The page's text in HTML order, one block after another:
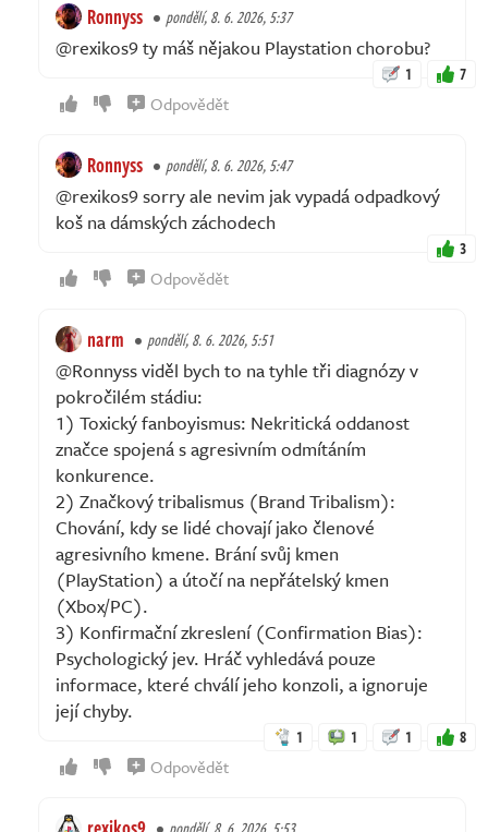
Ronnyss pondělí, 8. 6. 2026, 5:37
@rexikos9 ty máš nějakou Playstation chorobu?
1 7
Odpovědět
Ronnyss pondělí, 8. 6. 2026, 5:47
@rexikos9 sorry ale nevim jak vypadá odpadkový
koš na dámských záchodech
3
Odpovědět
narm pondělí, 8. 6. 2026, 5:51
@Ronnyss viděl bych to na tyhle tři diagnózy v
pokročilém stádiu:
1) Toxický fanboyismus: Nekritická oddanost
značce spojená s agresivním odmítáním
konkurence.
2) Značkový tribalismus (Brand Tribalism):
Chování, kdy se lidé chovají jako členové
agresivního kmene. Brání svůj kmen
(PlayStation) a útočí na nepřátelský kmen
(Xbox/PC).
3) Konfirmační zkreslení (Confirmation Bias):
Psychologický jev. Hráč vyhledává pouze
informace, které chválí jeho konzoli, a ignoruje
její chyby.
1 1 1 8
Odpovědět